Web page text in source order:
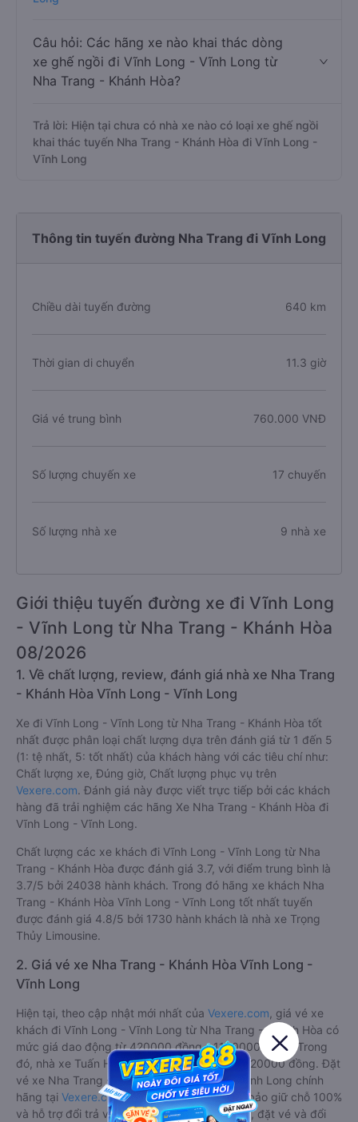
Câu hỏi: Các hãng xe nào khai thác dòng
xe ghế ngồi đi Vĩnh Long - Vĩnh Long từ
Nha Trang - Khánh Hòa?
Trả lời: Hiện tại chưa có nhà xe nào có loại xe ghế ngồi
khai thác tuyến Nha Trang - Khánh Hòa đi Vĩnh Long -
Vĩnh Long
Thông tin tuyến đường Nha Trang đi Vĩnh Long
Chiều dài tuyến đường 640 km
Thời gian di chuyển 11.3 giờ
Giá vé trung bình 760.000 VNĐ
Số lượng chuyến xe 17 chuyến
Số lượng nhà xe 9 nhà xe
Giới thiệu tuyến đường xe đi Vĩnh Long
- Vĩnh Long từ Nha Trang - Khánh Hòa
08/2026
1. Về chất lượng, review, đánh giá nhà xe Nha Trang
- Khánh Hòa Vĩnh Long - Vĩnh Long
Xe đi Vĩnh Long - Vĩnh Long từ Nha Trang - Khánh Hòa tốt
nhất được phân loại chất lượng dựa trên đánh giá từ 1 đến 5
(1: tệ nhất, 5: tốt nhất) của khách hàng với các tiêu chí như:
Chất lượng xe, Đúng giờ, Chất lượng phục vụ trên
Vexere.com. Đánh giá này được viết trực tiếp bởi các khách
hàng đã trải nghiệm các hãng Xe Nha Trang - Khánh Hòa đi
Vĩnh Long - Vĩnh Long.
Chất lượng các xe khách đi Vĩnh Long - Vĩnh Long từ Nha
Trang - Khánh Hòa được đánh giá 3.7, với điểm trung bình là
3.7/5 bởi 24038 hành khách. Trong đó hãng xe khách Nha
Trang - Khánh Hòa Vĩnh Long - Vĩnh Long tốt nhất tuyến
được đánh giá 4.8/5 bởi 1730 hành khách là nhà xe Trọng
Thủy Limousine.
2. Giá vé xe Nha Trang - Khánh Hòa Vĩnh Long -
Vĩnh Long
Hiện tại, theo cập nhật mới nhất của Vexere.com , giá vé xe
khách đi Vĩnh Long - Vĩnh Long từ Nha Trang - Khánh Hòa có
mức giá dao động từ 420000 đồng - 1100000 đồng. Trong
đó, nhà xe Tuấn Hiệp có giá vé rẻ nhất, chỉ 420000 đồng. Đặt
vé xe Nha Trang - Khánh Hòa Vĩnh Long - Vĩnh Long chính
hãng tại Vexere.comđể có giá rẻ nhất, đảm bảo giữ chỗ 100%
và hỗ trợ đổi trả vé miễn phí. Tổng đài tư vấn, đặt vé và đổi